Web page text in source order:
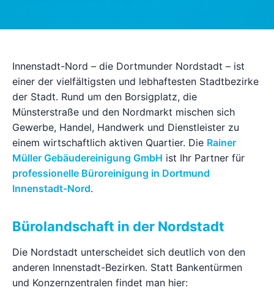
FAQ
Ratgeber
Kontakt
Jetzt anfragen
Innenstadt-Nord – die Dortmunder Nordstadt – ist
einer der vielfältigsten und lebhaftesten Stadtbezirke
der Stadt. Rund um den Borsigplatz, die
Münsterstraße und den Nordmarkt mischen sich
Gewerbe, Handel, Handwerk und Dienstleister zu
einem wirtschaftlich aktiven Quartier. Die Rainer
Müller Gebäudereinigung GmbH ist Ihr Partner für
professionelle Büroreinigung in Dortmund
Innenstadt-Nord.
Bürolandschaft in der Nordstadt
Die Nordstadt unterscheidet sich deutlich von den
anderen Innenstadt-Bezirken. Statt Bankentürmen
und Konzernzentralen findet man hier: